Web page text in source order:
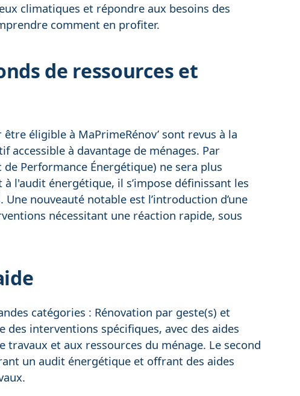
climatiques et répondre aux besoins des
comment en profiter.
de ressources et
éligible à MaPrimeRénov’ sont revus à la
accessible à davantage de ménages. Par
Performance Énergétique) ne sera plus
l'audit énergétique, il s’impose définissant les
nouveauté notable est l’introduction d’une
nécessitant une réaction rapide, sous
catégories : Rénovation par geste(s) et
des interventions spécifiques, avec des aides
et aux ressources du ménage. Le second
un audit énergétique et offrant des aides